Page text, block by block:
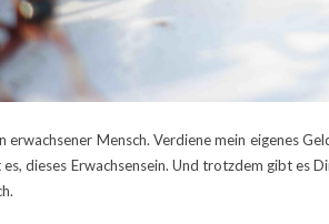
erwachsener Mensch. Verdiene mein eigenes
es, dieses Erwachsensein. Und trotzdem gibt es